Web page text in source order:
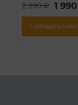
2 390a 1 990
Сообщить о